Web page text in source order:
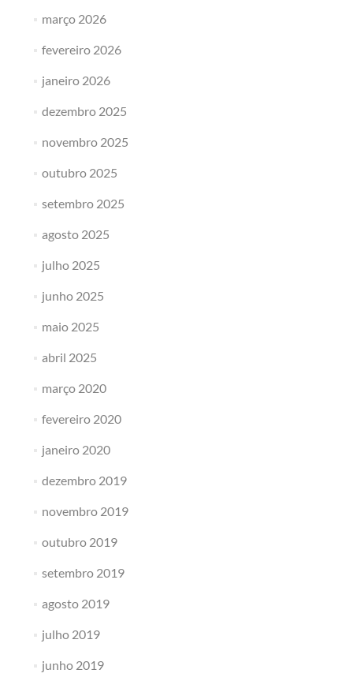
março 2026
fevereiro 2026
janeiro 2026
dezembro 2025
novembro 2025
outubro 2025
setembro 2025
agosto 2025
julho 2025
junho 2025
maio 2025
abril 2025
março 2020
fevereiro 2020
janeiro 2020
dezembro 2019
novembro 2019
outubro 2019
setembro 2019
agosto 2019
julho 2019
junho 2019